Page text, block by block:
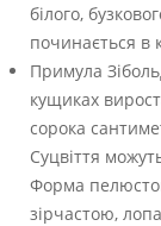
білого,
починається в
Примула
кущиках
сорока
Суцвіття
Форма
зірчастою,